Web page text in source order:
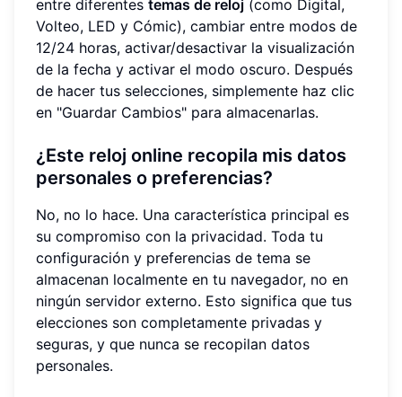
entre diferentes temas de reloj (como Digital,
Volteo, LED y Cómic), cambiar entre modos de
12/24 horas, activar/desactivar la visualización
de la fecha y activar el modo oscuro. Después
de hacer tus selecciones, simplemente haz clic
en "Guardar Cambios" para almacenarlas.
¿Este reloj online recopila mis datos
personales o preferencias?
No, no lo hace. Una característica principal es
su compromiso con la privacidad. Toda tu
configuración y preferencias de tema se
almacenan localmente en tu navegador, no en
ningún servidor externo. Esto significa que tus
elecciones son completamente privadas y
seguras, y que nunca se recopilan datos
personales.